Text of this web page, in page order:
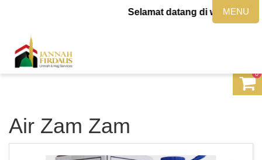
Selamat datang di website
Air Zam Zam
0
MENU